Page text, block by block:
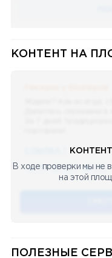
КОНТЕНТ НА
Делитесь скринами
За 7 дней
🔥 75 👍🏻 487 ❤️ 875
В ходе проверки мы не
на этой
ПОЛЕЗНЫЕ